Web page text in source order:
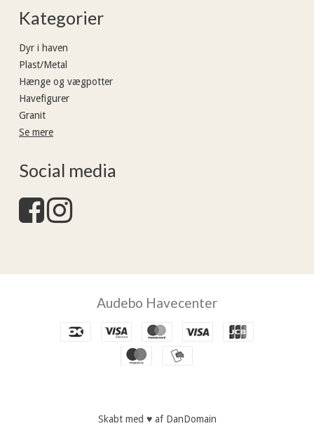
Kategorier
Dyr i haven
Plast/Metal
Hænge og vægpotter
Havefigurer
Granit
Se mere
Social media
Audebo Havecenter
Skabt med ♥ af DanDomain